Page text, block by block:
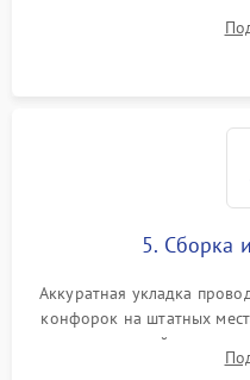
дорожек. Очистка
5. Сборка
Аккуратная укладка
конфорок на штатных
проверкой
термостойкого